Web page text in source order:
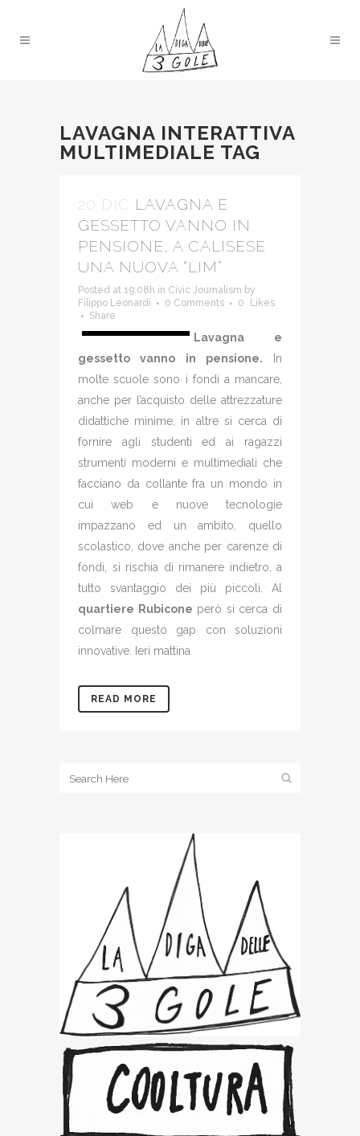
LAVAGNA INTERATTIVA
MULTIMEDIALE TAG
20 DIC LAVAGNA E
GESSETTO VANNO IN
PENSIONE, A CALISESE
UNA NUOVA “LIM”
Posted at 19:08h in Civic Journalism by
Filippo Leonardi
0 Comments 0
Likes
Share
Lavagna e
gessetto vanno in pensione. In
molte scuole sono i fondi a mancare,
anche per l’acquisto delle attrezzature
didattiche minime, in altre si cerca di
fornire agli studenti ed ai ragazzi
strumenti moderni e multimediali che
facciano da collante fra un mondo in
cui web e nuove tecnologie
impazzano ed un ambito, quello
scolastico, dove anche per carenze di
fondi, si rischia di rimanere indietro, a
tutto svantaggio dei più piccoli. Al
quartiere Rubicone però si cerca di
colmare questo gap con soluzioni
innovative. Ieri mattina
READ MORE